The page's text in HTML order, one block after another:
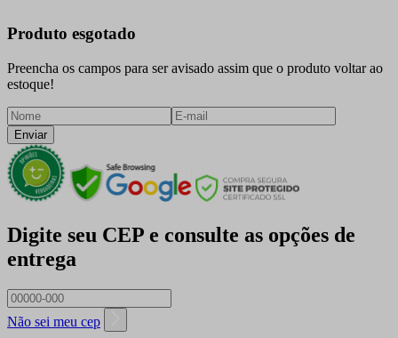
Produto esgotado
Preencha os campos para ser avisado assim que o produto voltar ao
estoque!
Enviar
Digite seu CEP e consulte as opções de
entrega
Não sei meu cep